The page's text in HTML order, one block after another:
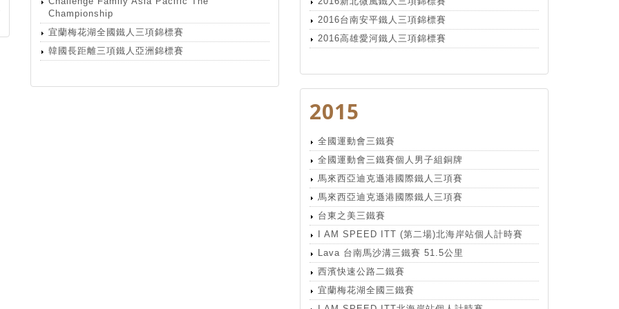
Championship
宜蘭梅花湖全國鐵人三項錦標賽
韓國長距離三項鐵人亞洲錦標賽
2016台南安平鐵人三項錦標賽
2016高雄愛河鐵人三項錦標賽
2015
全國運動會三鐵賽
全國運動會三鐵賽個人男子組銅牌
馬來西亞迪克遜港國際鐵人三項賽
馬來西亞迪克遜港國際鐵人三項賽
台東之美三鐵賽
I AM SPEED ITT (第二場)北海岸站個人計時賽
Lava 台南馬沙溝三鐵賽 51.5公里
西濱快速公路二鐵賽
宜蘭梅花湖全國三鐵賽